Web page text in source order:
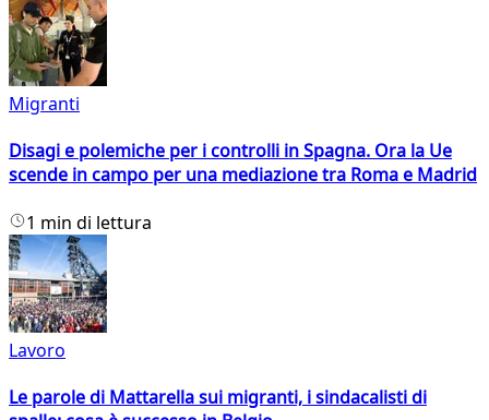
Migranti
Disagi e polemiche per i controlli in Spagna. Ora la Ue
scende in campo per una mediazione tra Roma e Madrid
1 min di lettura
Lavoro
Le parole di Mattarella sui migranti, i sindacalisti di